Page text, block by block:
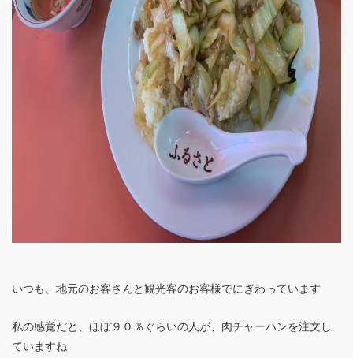
いつも、地元のお客さんと観光客のお客様でにぎわっています
私の感覚だと、ほぼ９０％ぐらいの人が、肉チャーハンを注文し
ていますね